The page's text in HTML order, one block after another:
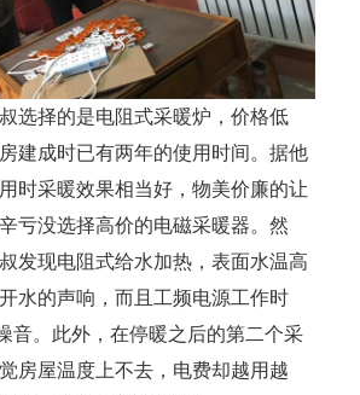
选择的是电阻式采暖炉，价格低
建成时已有两年的使用时间。据他
时采暖效果相当好，物美价廉的让
亏没选择高价的电磁采暖器。然
发现电阻式给水加热，表面水温高
水的声响，而且工频电源工作时
音。此外，在停暖之后的第二个采
房屋温度上不去，电费却越用越